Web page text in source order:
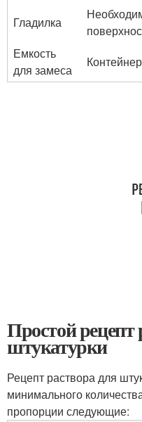
Гладилка
Емкость
для замеса
Простой рецепт
штукатурки
Рецепт раствора для
минимального
пропорции следующие: